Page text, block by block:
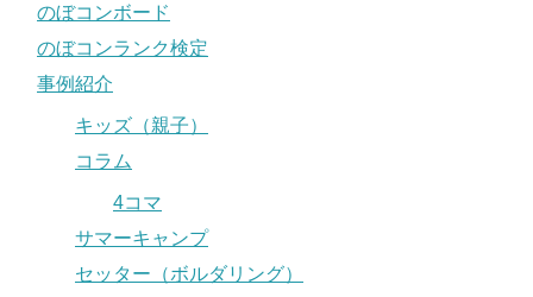
のぼコンボード
のぼコンランク検定
事例紹介
キッズ（親子）
コラム
4コマ
サマーキャンプ
セッター（ボルダリング）